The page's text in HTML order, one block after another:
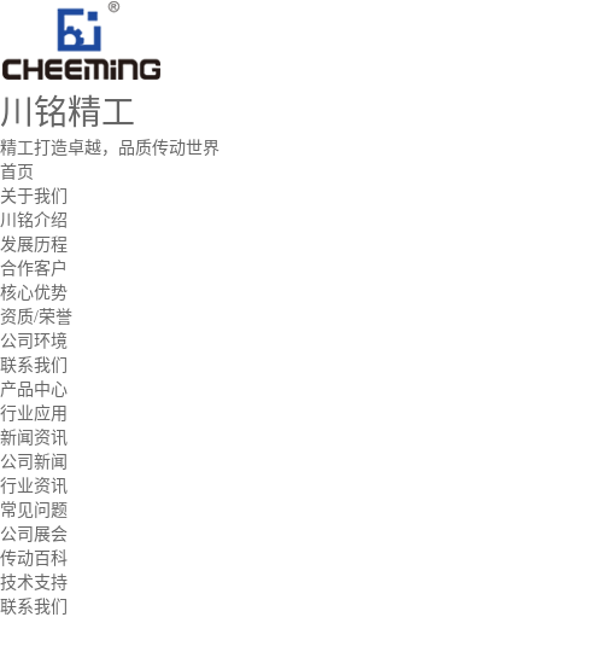
川铭精工
精工打造卓越，品质传动世界
首页
关于我们
川铭介绍
发展历程
合作客户
核心优势
资质/荣誉
公司环境
联系我们
产品中心
行业应用
新闻资讯
公司新闻
行业资讯
常见问题
公司展会
传动百科
技术支持
联系我们